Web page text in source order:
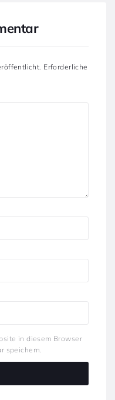
Erforderliche
in diesem Browser
speichern.